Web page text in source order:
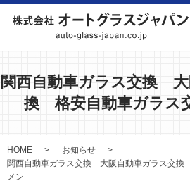
関西自動車ガラス交換
換 格安自動車ガラス
HOME
お知らせ
関西自動車ガラス交換 大阪自動車ガラス交
メン